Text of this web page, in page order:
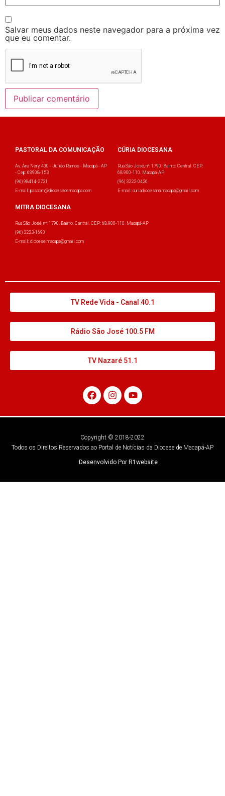
Salvar meus dados neste navegador para a próxima vez
que eu comentar.
PASTORAL DA COMUNICAÇÃO
Av. Ana Nery, 400 - Julião Ramos - Macapá - AP
- Cep: 68908-153
(96) 98414-2731
E-mail: pascom@diocesedemacapa.com
CÚRIA DIOCESANA
Rua São José, nº: 1790. Bairro: Central. CEP:
68.900-110. Macapá-AP
(96) 3222-0426
E-mail: curiadiocesana.macapa@gmail.com
MITRA DIOCESANA
Rua São José, nº: 1790. Bairro: Central. CEP: 68.900-110. Macapá-AP
(96) 3223-1690
E-mail: diocese.macapa@gmail.com
TV Rede Vida - Canal 40.1
Rádio São José 100.5 FM
TV Nazaré 51.1
Copyright © 2018-2022
Todos os Direitos Reservados ao Portal de Notícias da Diocese de Macapá-AP
Desenvolvido Por R1website